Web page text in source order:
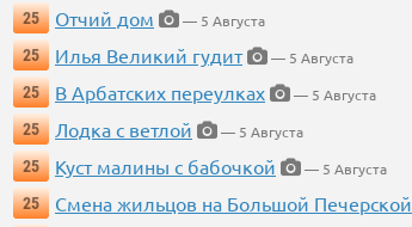
25
Отчий дом
— 5 Августа
25
Илья Великий гудит
— 5 Августа
25
В Арбатских переулках
— 5 Августа
25
Лодка с ветлой
— 5 Августа
25
Куст малины с бабочкой
— 5 Августа
25
Смена жильцов на Большой Печерской